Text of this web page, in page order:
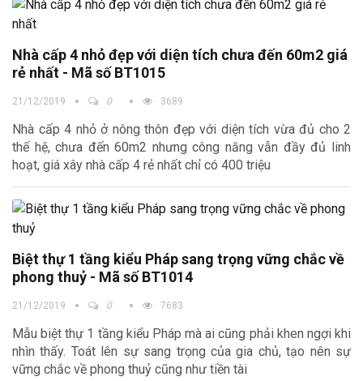
Nhà cấp 4 nhỏ đẹp với diện tích chưa đến 60m2 giá
rẻ nhất - Mã số BT1015
21/12/2019 0 3689
Nhà cấp 4 nhỏ ở nông thôn đẹp với diện tích vừa đủ cho 2
thế hệ, chưa đến 60m2 nhưng công năng vẫn đầy đủ linh
hoạt, giá xây nhà cấp 4 rẻ nhất chỉ có 400 triệu
Biệt thự 1 tầng kiểu Pháp sang trọng vững chắc về
phong thuỷ - Mã số BT1014
21/12/2019 0 7683
Mẫu biệt thự 1 tầng kiểu Pháp mà ai cũng phải khen ngợi khi
nhìn thấy. Toát lên sự sang trọng của gia chủ, tạo nên sự
vững chắc về phong thuỷ cũng như tiền tài